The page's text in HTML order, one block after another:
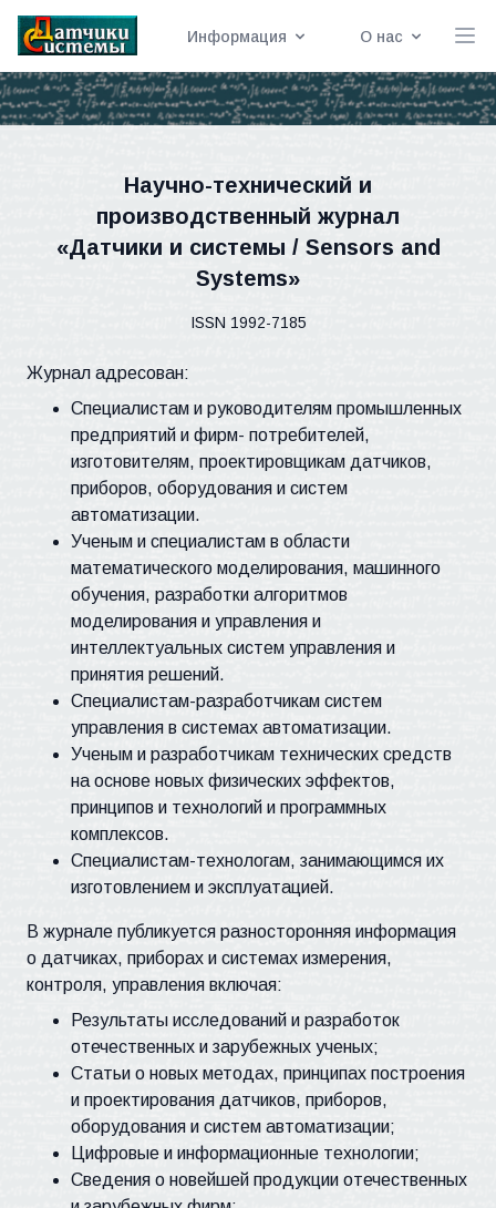
Информация О нас
Научно-технический и
производственный журнал
«Датчики и системы / Sensors and
Systems»
ISSN 1992-7185
Журнал адресован:
Специалистам и руководителям промышленных
предприятий и фирм- потребителей,
изготовителям, проектировщикам датчиков,
приборов, оборудования и систем
автоматизации.
Ученым и специалистам в области
математического моделирования, машинного
обучения, разработки алгоритмов
моделирования и управления и
интеллектуальных систем управления и
принятия решений.
Специалистам-разработчикам систем
управления в системах автоматизации.
Ученым и разработчикам технических средств
на основе новых физических эффектов,
принципов и технологий и программных
комплексов.
Специалистам-технологам, занимающимся их
изготовлением и эксплуатацией.
В журнале публикуется разносторонняя информация
о датчиках, приборах и системах измерения,
контроля, управления включая:
Результаты исследований и разработок
отечественных и зарубежных ученых;
Статьи о новых методах, принципах построения
и проектирования датчиков, приборов,
оборудования и систем автоматизации;
Цифровые и информационные технологии;
Сведения о новейшей продукции отечественных